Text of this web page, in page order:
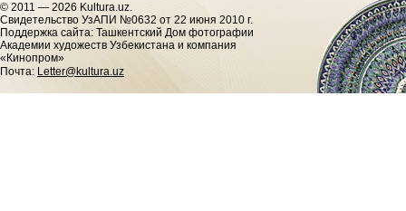
© 2011 — 2026 Kultura.uz.
Cвидетельство УзАПИ №0632 от 22 июня 2010 г.
Поддержка сайта: Ташкентский Дом фотографии
Академии художеств Узбекистана и компания
«Кинопром»
Почта: Letter@kultura.uz